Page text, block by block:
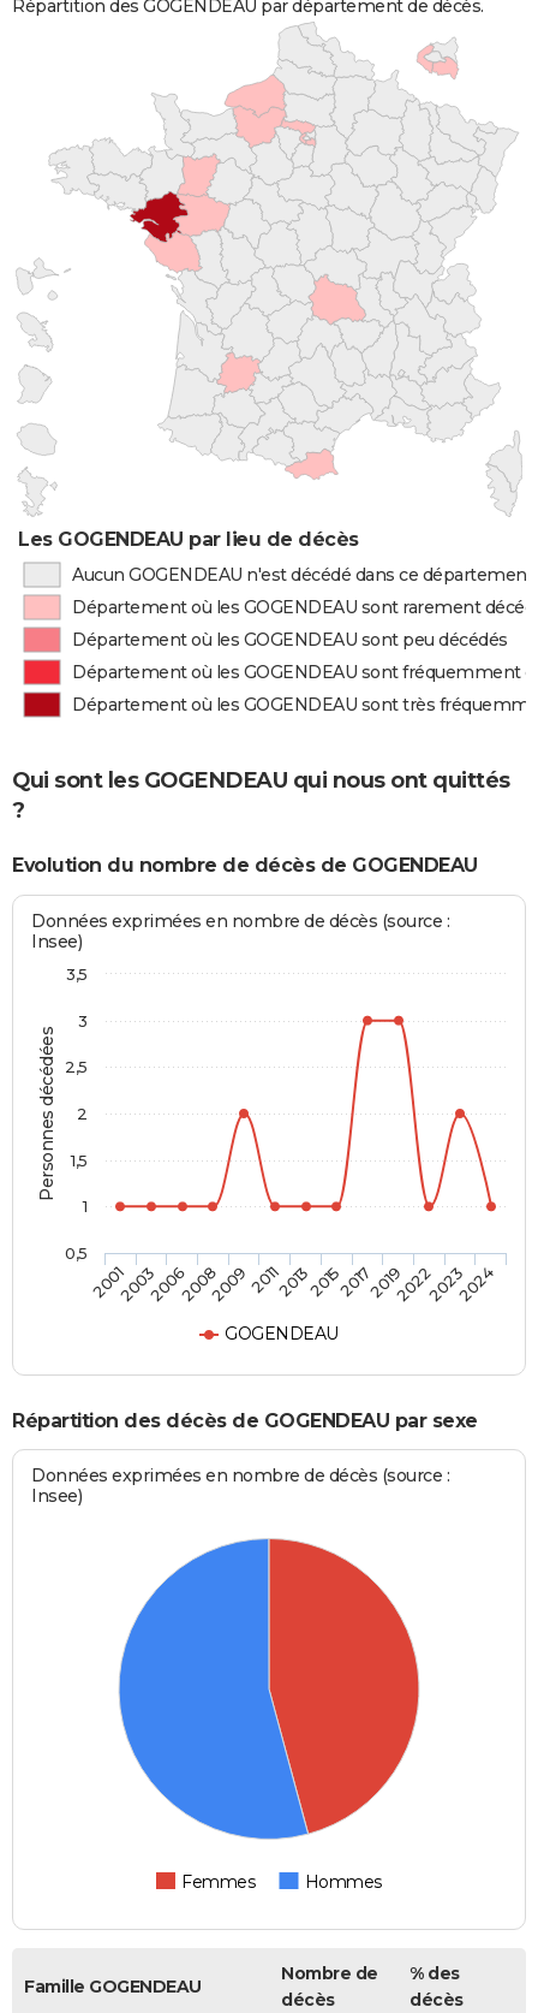
Répartition des GOGENDEAU par département de décès.
Les GOGENDEAU par lieu de décès
Aucun GOGENDEAU n'est décédé dans ce département
Département où les GOGENDEAU sont rarement
Département où les GOGENDEAU sont peu décédés
Département où les GOGENDEAU sont fréquemment
Département où les GOGENDEAU sont très
Qui sont les GOGENDEAU qui nous ont quittés
?
Evolution du nombre de décès de GOGENDEAU
Personnes décédées
Données exprimées en nombre de décès (source :
Insee)
GOGENDEAU
2001200320062008200920112013201520172019202220232024
0,5
1
1,5
2
2,5
3
3,5
Répartition des décès de GOGENDEAU par sexe
Données exprimées en nombre de décès (source :
Insee)
Femmes Hommes
Famille GOGENDEAU
Nombre de
décès
% des
décès